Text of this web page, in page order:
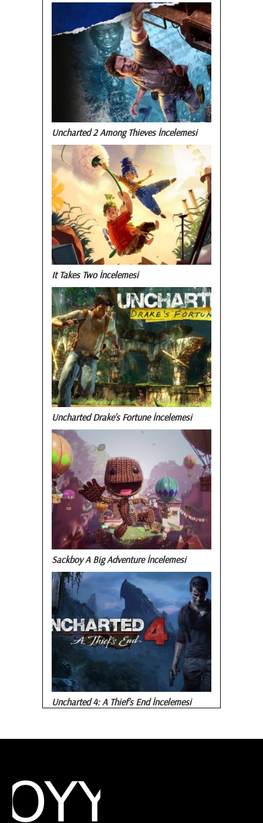
Uncharted 2 Among Thieves İncelemesi
It Takes Two İncelemesi
Uncharted Drake’s Fortune İncelemesi
Sackboy A Big Adventure İncelemesi
Uncharted 4: A Thief’s End İncelemesi